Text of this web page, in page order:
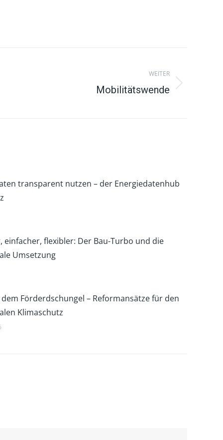
WEITER
Mobilitätswende
transparent nutzen – der Energiedatenhub
einfacher, flexibler: Der Bau-Turbo und die
Umsetzung
dem Förderdschungel – Reformansätze für den
Klimaschutz